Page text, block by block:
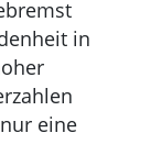
in
eine